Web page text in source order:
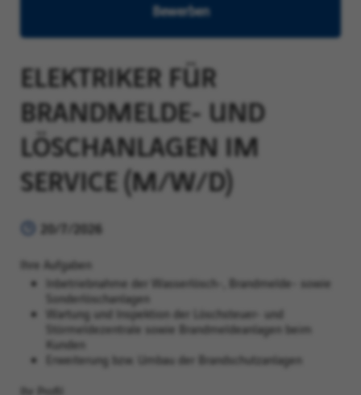
Bewerben
ELEKTRIKER FÜR
BRANDMELDE- UND
LÖSCHANLAGEN IM
SERVICE (M/W/D)
20/7/2026
Ihre Aufgaben
Inbetriebnahme der Wasserlösch-, Brandmelde- sowie
Sonderlöschanlagen
Wartung und Inspektion der Löschsteuer- und
Störmeldezentrale sowie Brandmeldeanlagen beim
Kunden
Erweiterung bzw. Umbau der Brandschutzanlagen
Ihr Profil